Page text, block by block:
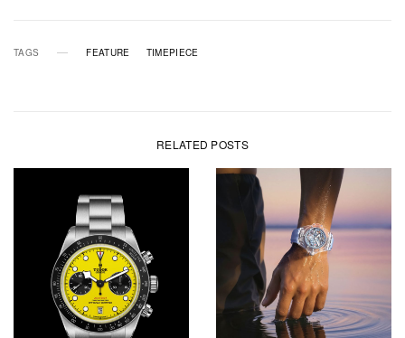
TAGS FEATURE TIMEPIECE
RELATED POSTS